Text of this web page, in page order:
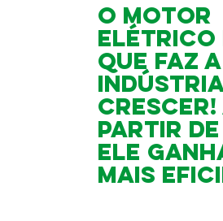
O motor
elétrico
que faz a
indústria
crescer!
partir de
ele
mais